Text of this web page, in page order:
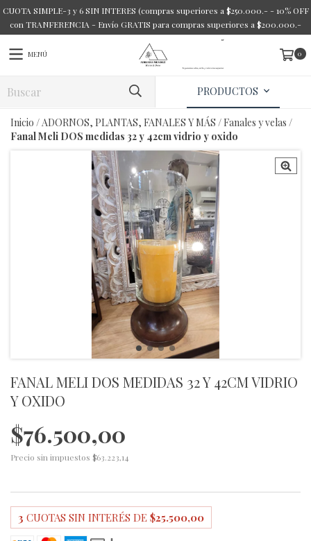
CUOTA SIMPLE-3 y 6 SIN INTERES (compras superiores a $250.000.- - 10% OFF
con TRANFERENCIA - Envío GRATIS para compras superiores a $200.000.-
MENÚ 0
PRODUCTOS
Inicio / ADORNOS, PLANTAS, FANALES Y MÁS /Fanales y velas /
Fanal Meli DOS medidas 32 y 42cm vidrio y oxido
FANAL MELI DOS MEDIDAS 32 Y 42CM VIDRIO
Y OXIDO
$76.500,00
Precio sin impuestos $63.223,14
3 CUOTAS SIN INTERÉS DE $25.500,00